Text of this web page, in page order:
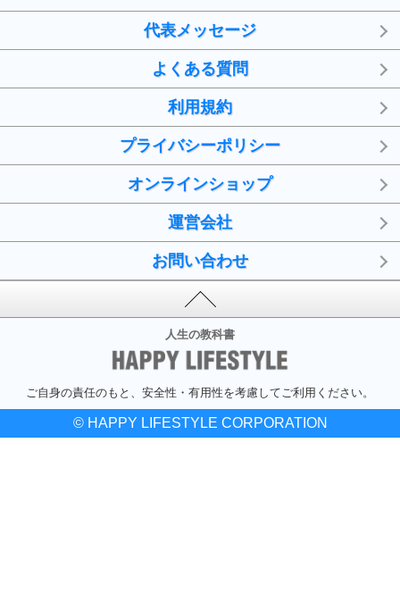
代表メッセージ
よくある質問
利用規約
プライバシーポリシー
オンラインショップ
運営会社
お問い合わせ
人生の教科書
ご自身の責任のもと、安全性・有用性を考慮してご利用ください。
© HAPPY LIFESTYLE CORPORATION